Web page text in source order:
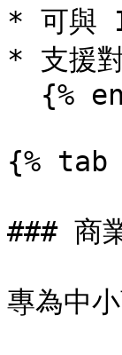
* 可與
* 支援
{% tab
### 商
專為中